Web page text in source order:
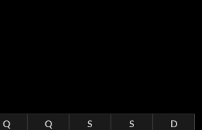
Q Q S S
D